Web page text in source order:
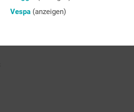
Vespa(anzeigen)